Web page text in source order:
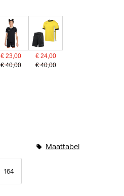
€ 23,00
€ 40,00
€ 24,00
€ 40,00
Maattabel
164